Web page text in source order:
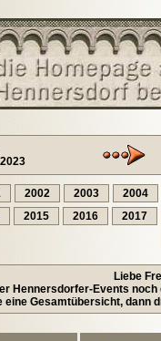
2002 2003 2004
2015 2016 2017
Liebe
Hennersdorfer-Events
eine Gesamtübersicht, dann